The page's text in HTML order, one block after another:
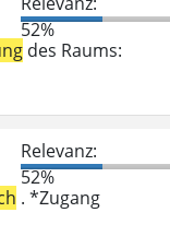
52%
des Raums:
Relevanz:
52%
. *Zugang